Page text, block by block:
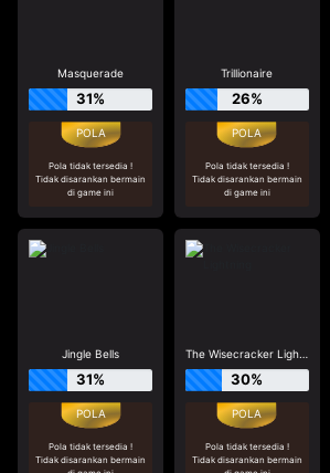
Masquerade
31%
Pola tidak tersedia !
Tidak disarankan bermain
di game ini
Trillionaire
26%
Pola tidak tersedia !
Tidak disarankan bermain
di game ini
Jingle Bells
31%
Pola tidak tersedia !
Tidak disarankan bermain
The Wisecracker Lightning
30%
Pola tidak tersedia !
Tidak disarankan bermain